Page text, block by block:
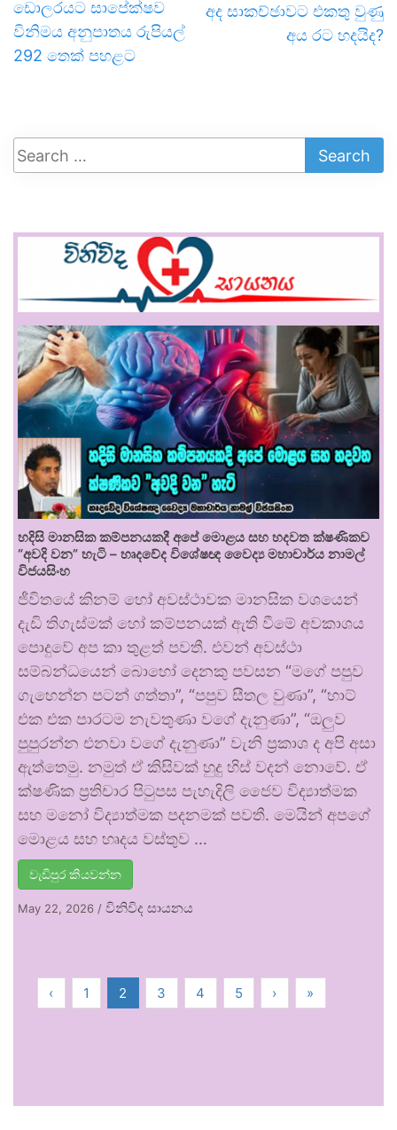
ඩොලරයට සාපේක්ෂව
විනිමය අනුපාතය රුපියල්
292 තෙක් පහළට
අද සාකච්ඡාවට එකතු වුණු
අය රට හදයිද?
හදිසි මානසික කම්පනයකදී අපේ මොළය සහ හදවත ක්ෂණිකව
“අවදි වන” හැටි – හෘදවේද විශේෂඥ වෛද්‍ය මහාචාර්ය නාමල්
විජයසිංහ
ජීවිතයේ කිනම් හෝ අවස්ථාවක මානසික වශයෙන්
දැඩි තිගැස්මක් හෝ කම්පනයක් ඇති වීමේ අවකාශය
පොදුවේ අප කා තුළත් පවතී. එවන් අවස්ථා
සම්බන්ධයෙන් බොහෝ දෙනකු පවසන “මගේ පපුව
ගැහෙන්න පටන් ගත්තා”, “පපුව සීතල වුණා”, “හාට්
එක එක පාරටම නැවතුණා වගේ දැනුණා”, “ඔලුව
පුපුරන්න එනවා වගේ දැනුණා” වැනි ප්‍රකාශ ද අපි අසා
ඇත්තෙමු. නමුත් ඒ කිසිවක් හුදු හිස් වදන් නොවේ. ඒ
ක්ෂණික ප්‍රතිචාර පිටුපස පැහැදිලි ජෛව විද්‍යාත්මක
සහ මනෝ විද්‍යාත්මක පදනමක් පවතී. මෙයින් අපගේ
මොළය සහ හෘදය වස්තුව …
වැඩිපුර කියවන්න
May 22, 2026 / විනිවිද සායනය
‹ 1 2 3 4 5 › »